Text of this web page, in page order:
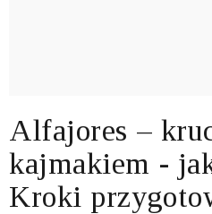
Alfajores –
kajmakiem -
Kroki